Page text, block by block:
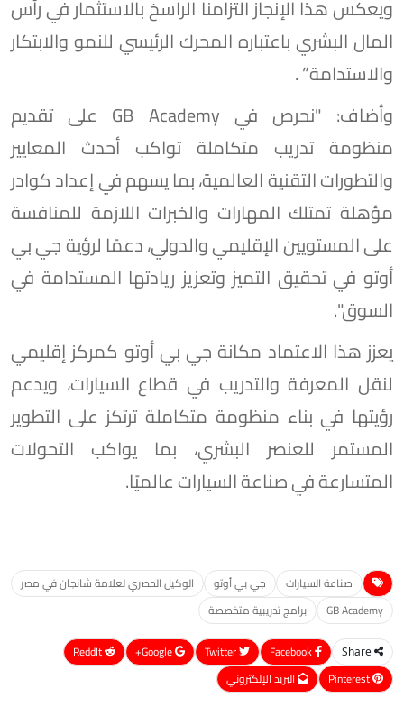
ويعكس هذا الإنجاز التزامنا الراسخ بالاستثمار في رأس
المال البشري باعتباره المحرك الرئيسي للنمو والابتكار
والاستدامة” .
وأضاف: "نحرص في GB Academy على تقديم
منظومة تدريب متكاملة تواكب أحدث المعايير
والتطورات التقنية العالمية، بما يسهم في إعداد كوادر
مؤهلة تمتلك المهارات والخبرات اللازمة للمنافسة
على المستويين الإقليمي والدولي، دعمًا لرؤية جي بي
أوتو في تحقيق التميز وتعزيز ريادتها المستدامة في
السوق".
يعزز هذا الاعتماد مكانة جي بي أوتو كمركز إقليمي
لنقل المعرفة والتدريب في قطاع السيارات، ويدعم
رؤيتها في بناء منظومة متكاملة ترتكز على التطوير
المستمر للعنصر البشري، بما يواكب التحولات
المتسارعة في صناعة السيارات عالميًا.
صناعة السيارات جي بي أوتو
الوكيل الحصري لعلامة شانجان في مصر
GB Academy
برامج تدريبية متخصصة
Share
Google+
ReddIt
Pinterest
البريد الإلكتروني